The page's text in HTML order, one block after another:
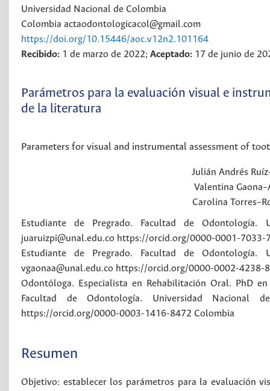
Universidad Nacional de Colombia
Colombia actaodontologicacol@gmail.com
https://doi.org/10.15446/aoc.v12n2.101164
Recibido: 1 de marzo de 2022; Aceptado: 17 de junio de
Parámetros para la evaluación visual e
de la literatura
Parameters for visual and instrumental assessment of
Julián Andrés
Valentina
Carolina
Estudiante de Pregrado. Facultad de Odontología.
juaruizpi@unal.edu.co https://orcid.org/0000-0001-7033-
Estudiante de Pregrado. Facultad de Odontología.
vgaonaa@unal.edu.co https://orcid.org/0000-0002-4238-
Odontóloga. Especialista en Rehabilitación Oral. PhD
Facultad de Odontología. Universidad Nacional
https://orcid.org/0000-0003-1416-8472 Colombia
Resumen
Objetivo: establecer los parámetros para la evaluación